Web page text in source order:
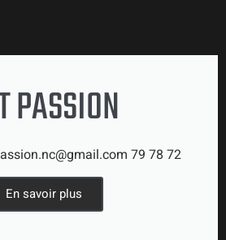
PASSION
79 78 72
En savoir plus